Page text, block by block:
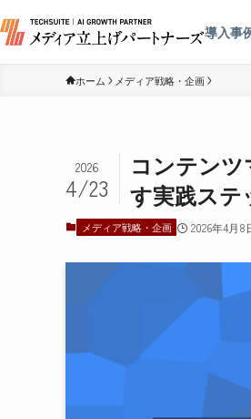
導入事
ホーム メディア戦略・企画
コンテン
す実践ステ
2026
4/23
メディア戦略・企画 2026年4月8